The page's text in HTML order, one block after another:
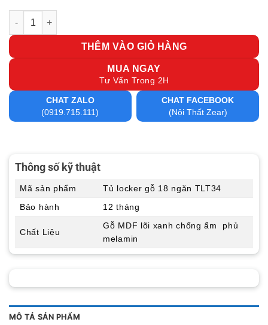
Tủ locker gỗ 18 ngăn TLT34 số lượng
THÊM VÀO GIỎ HÀNG
MUA NGAY
Tư Vấn Trong 2H
CHAT ZALO
(0919.715.111)
CHAT FACEBOOK
(Nội Thất Zear)
MÔ TẢ SẢN PHẨM
Thông số kỹ thuật
Mã sản phẩm
Tủ locker gỗ 18 ngăn TLT34
Bảo hành
12 tháng
Chất Liệu
Gỗ MDF lõi xanh chống ẩm phủ
melamin